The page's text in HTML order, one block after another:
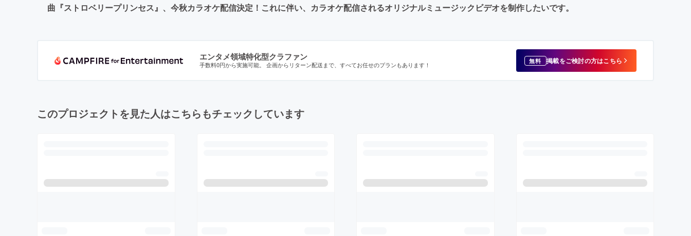
曲『ストロベリープリンセス』、今秋カラオケ配信決定！これに伴い、カラオケ配信されるオリジナルミュージックビデオを制作したいです。
エンタメ領域特化型クラファン
手数料0円から実施可能。 企画からリターン配送まで、すべてお任せのプランもあります！ 無料 掲載をご検討の方はこちら
このプロジェクトを見た人はこちらもチェックしています